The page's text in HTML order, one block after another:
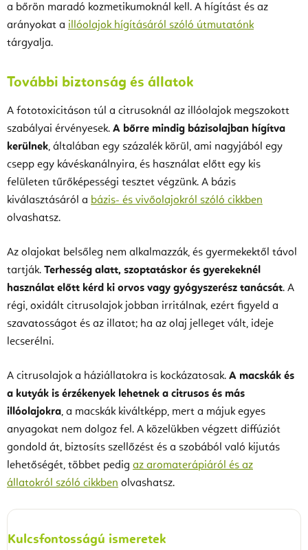
a bőrön maradó kozmetikumoknál kell. A hígítást és az
arányokat a illóolajok hígításáról szóló útmutatónk
tárgyalja.
További biztonság és állatok
A fototoxicitáson túl a citrusoknál az illóolajok megszokott
szabályai érvényesek. A bőrre mindig bázisolajban hígítva
kerülnek, általában egy százalék körül, ami nagyjából egy
csepp egy kávéskanálnyira, és használat előtt egy kis
felületen tűrőképességi tesztet végzünk. A bázis
kiválasztásáról a bázis- és vivőolajokról szóló cikkben
olvashatsz.
Az olajokat belsőleg nem alkalmazzák, és gyermekektől távol
tartják. Terhesség alatt, szoptatáskor és gyerekeknél
használat előtt kérd ki orvos vagy gyógyszerész tanácsát. A
régi, oxidált citrusolajok jobban irritálnak, ezért figyeld a
szavatosságot és az illatot; ha az olaj jelleget vált, ideje
lecserélni.
A citrusolajok a háziállatokra is kockázatosak. A macskák és
a kutyák is érzékenyek lehetnek a citrusos és más
illóolajokra, a macskák kiváltképp, mert a májuk egyes
anyagokat nem dolgoz fel. A közelükben végzett diffúziót
gondold át, biztosíts szellőzést és a szobából való kijutás
lehetőségét, többet pedig az aromaterápiáról és az
állatokról szóló cikkben olvashatsz.
Kulcsfontosságú ismeretek